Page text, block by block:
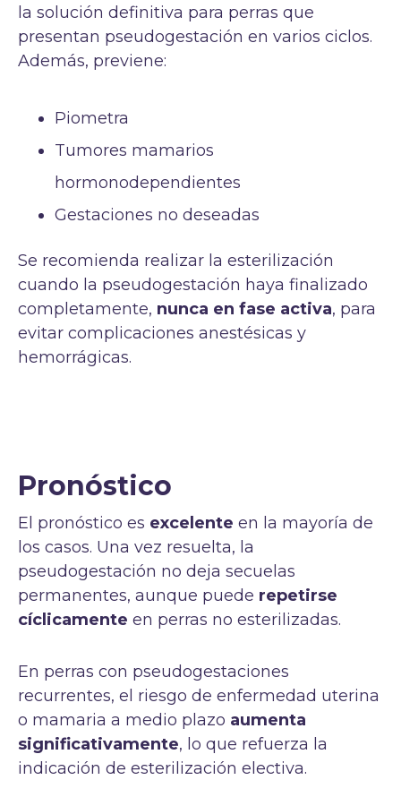
la solución definitiva para perras que
presentan pseudogestación en varios ciclos.
Además, previene:
Piometra
Tumores mamarios
hormonodependientes
Gestaciones no deseadas
Se recomienda realizar la esterilización
cuando la pseudogestación haya finalizado
completamente, nunca en fase activa, para
evitar complicaciones anestésicas y
hemorrágicas.
Pronóstico
El pronóstico es excelente en la mayoría de
los casos. Una vez resuelta, la
pseudogestación no deja secuelas
permanentes, aunque puede repetirse
cíclicamente en perras no esterilizadas.
En perras con pseudogestaciones
recurrentes, el riesgo de enfermedad uterina
o mamaria a medio plazo aumenta
significativamente, lo que refuerza la
indicación de esterilización electiva.